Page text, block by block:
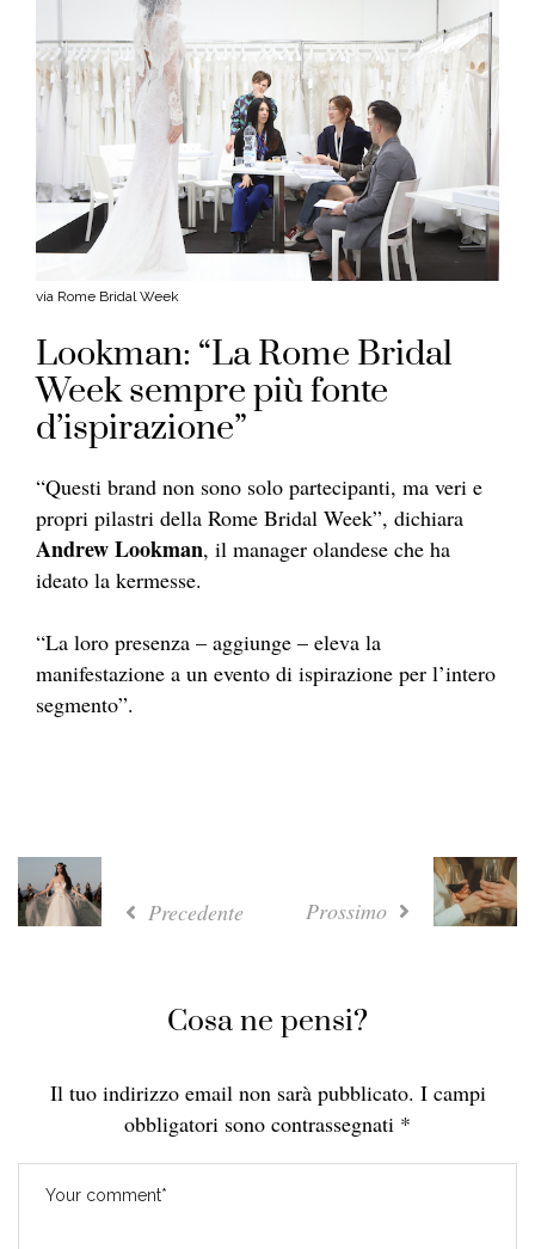
via Rome Bridal Week
Lookman: “La Rome Bridal
Week sempre più fonte
d’ispirazione”
“Questi brand non sono solo partecipanti, ma veri e
propri pilastri della Rome Bridal Week”, dichiara
Andrew Lookman, il manager olandese che ha
ideato la kermesse.
“La loro presenza – aggiunge – eleva la
manifestazione a un evento di ispirazione per l’intero
segmento”.
Precedente Prossimo
Cosa ne pensi?
Il tuo indirizzo email non sarà pubblicato. I campi
obbligatori sono contrassegnati *